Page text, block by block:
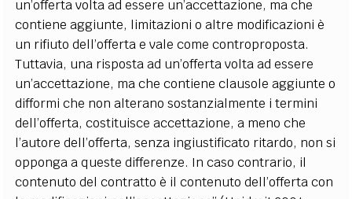
un’offerta volta ad essere un’accettazione, ma che
contiene aggiunte, limitazioni o altre modificazioni è
un rifiuto dell’offerta e vale come controproposta.
Tuttavia, una risposta ad un’offerta volta ad essere
un’accettazione, ma che contiene clausole aggiunte o
difformi che non alterano sostanzialmente i termini
dell’offerta, costituisce accettazione, a meno che
l’autore dell’offerta, senza ingiustificato ritardo, non si
opponga a queste differenze. In caso contrario, il
contenuto del contratto è il contenuto dell’offerta con